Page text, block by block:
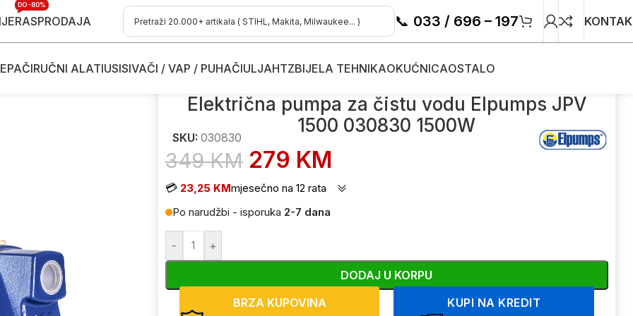
RASPRODAJA
DO -80%
📞 033 / 696 – 197
RUČNI ALATIUSISIVAČI / VAP / PUHAČIULJAHTZBIJELA TEHNIKAOKUĆNICAOSTALO
Električne pumpe za čistu vodu Električna pumpa za čistu vodu Elpumps JPV 1500 030830 1500W
Električna pumpa za čistu vodu Elpumps JPV
1500 030830 1500W
SKU: 030830
349KM 279 KM
💳 23,25 KMmjesečno na 12 rata
Po narudžbi - isporuka 2-7 dana
- +
DODAJ U KORPU
BRZA KUPOVINA
KUPI NA KREDIT